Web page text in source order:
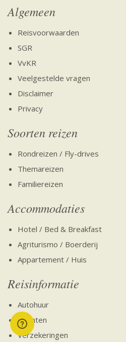
Algemeen
Reisvoorwaarden
SGR
VvKR
Veelgestelde vragen
Disclaimer
Privacy
Soorten reizen
Rondreizen / Fly-drives
Themareizen
Familiereizen
Accommodaties
Hotel / Bed & Breakfast
Agriturismo / Boerderij
Appartement / Huis
Reisinformatie
Autohuur
Vluchten
Verzekeringen